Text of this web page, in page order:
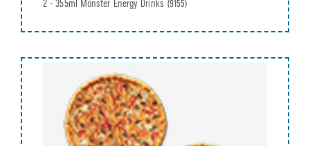
2 - 355ml Monster Energy Drinks (9155)